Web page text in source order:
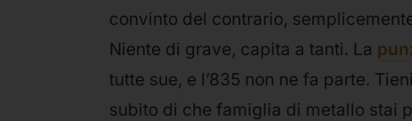
convinto del contrario,
Niente di grave, capita a tanti. La
tutte sue, e l’835 non ne fa parte.
subito di che famiglia di metallo stai